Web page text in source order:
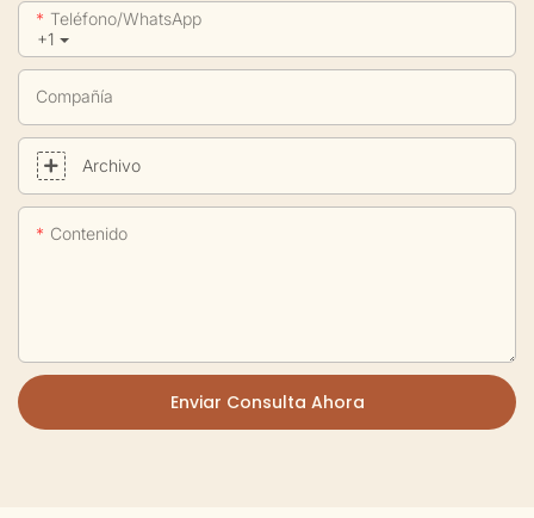
+1
Teléfono/WhatsApp
Compañía
Archivo
Contenido
Enviar Consulta Ahora